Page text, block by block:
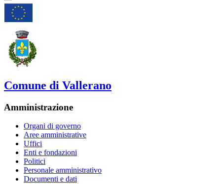
Comune di Vallerano
Amministrazione
Organi di governo
Aree amministrative
Uffici
Enti e fondazioni
Politici
Personale amministrativo
Documenti e dati